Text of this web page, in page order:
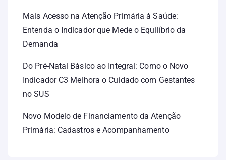
Mais Acesso na Atenção Primária à Saúde:
Entenda o Indicador que Mede o Equilíbrio da
Demanda
Do Pré-Natal Básico ao Integral: Como o Novo
Indicador C3 Melhora o Cuidado com Gestantes
no SUS
Novo Modelo de Financiamento da Atenção
Primária: Cadastros e Acompanhamento